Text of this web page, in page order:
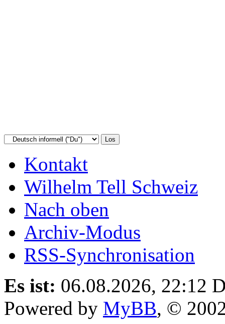
Kontakt
Wilhelm Tell Schweiz
Nach oben
Archiv-Modus
RSS-Synchronisation
Es ist: 06.08.2026, 22:12
Powered by MyBB, ©